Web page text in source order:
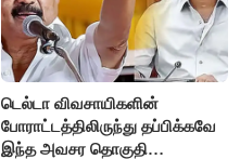
டெல்டா விவசாயிகளின்
போராட்டத்திலிருந்து தப்பிக்கவே
இந்த அவசர தொகுதி